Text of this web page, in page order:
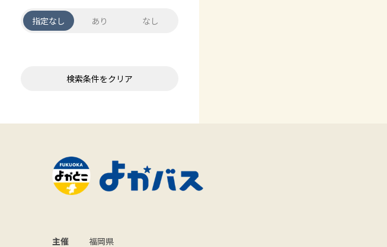
指定なし あり なし
検索条件をクリア
主催 福岡県